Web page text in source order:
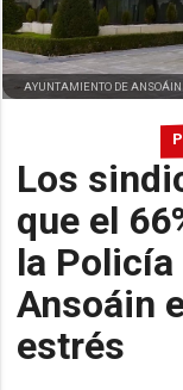
Los
que el
la
Ansoáin
estrés
AYUNTAMIENTO DE